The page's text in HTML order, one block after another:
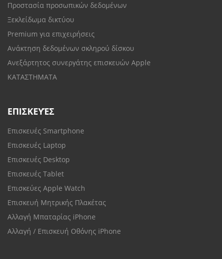
Προστασία προσωπικών δεδομένων
Ξεκλείδωμα δικτύου
Premium για επιχειρήσεις
Ανάκτηση δεδομένων σκληρού δίσκου
Ανεξάρτητος συνεργάτης επισκευών Apple
ΚΑΤΑΣΤΗΜΑΤΑ
ΕΠΙΣΚΕΥΈΣ
Επισκευές Smartphone
Επισκευές Laptop
Επισκευές Desktop
Επισκευές Tablet
Επισκεύες Apple Watch
Επισκευή Μητρικής Πλακέτας
Αλλαγή Μπαταρίας iPhone
Αλλαγή / Επισκευή Οθόνης iPhone